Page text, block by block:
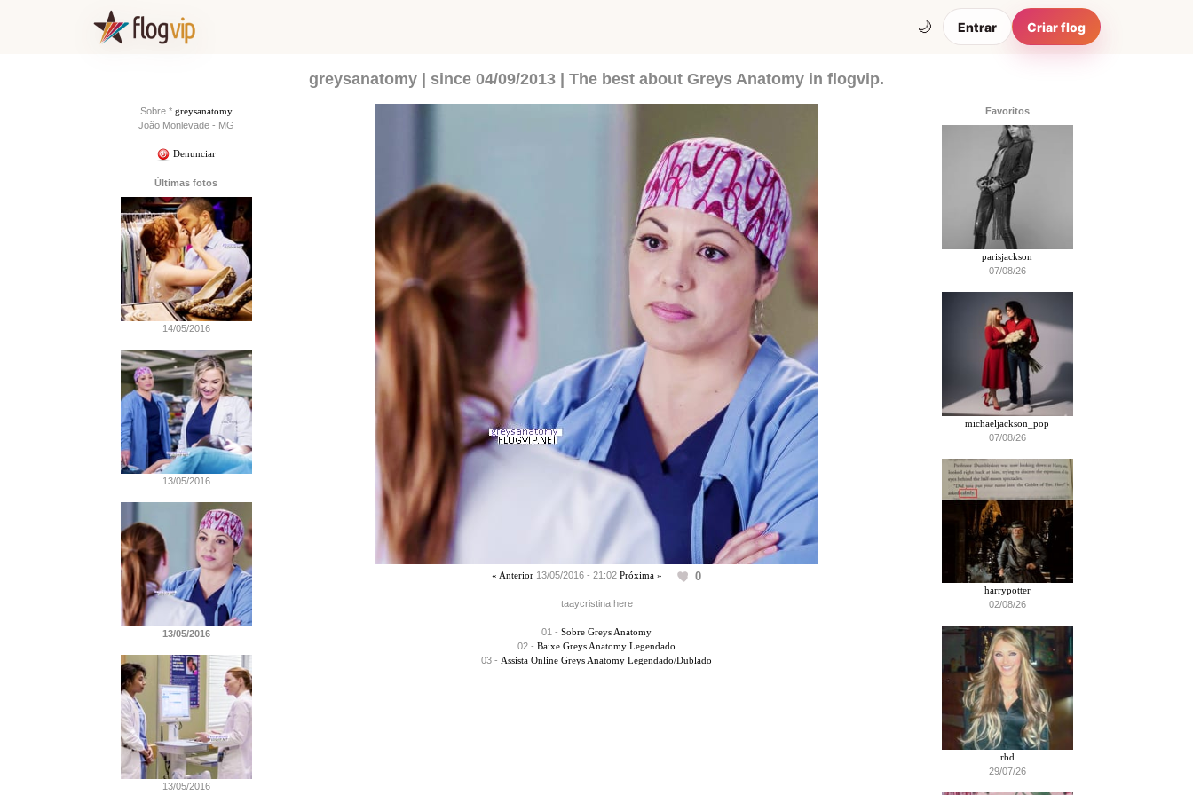
🌙 Entrar Criar flog
greysanatomy | since 04/09/2013 | The best about Greys Anatomy in flogvip.
« Anterior 13/05/2016 - 21:02 Próxima » 0
taaycristina here
01 - Sobre Greys Anatomy
02 - Baixe Greys Anatomy Legendado
03 - Assista Online Greys Anatomy Legendado/Dublado
Sobre * greysanatomy
João Monlevade - MG
Denunciar
Últimas fotos
14/05/2016
13/05/2016
13/05/2016
13/05/2016
Favoritos
parisjackson
07/08/26
michaeljackson_pop
07/08/26
harrypotter
02/08/26
rbd
29/07/26